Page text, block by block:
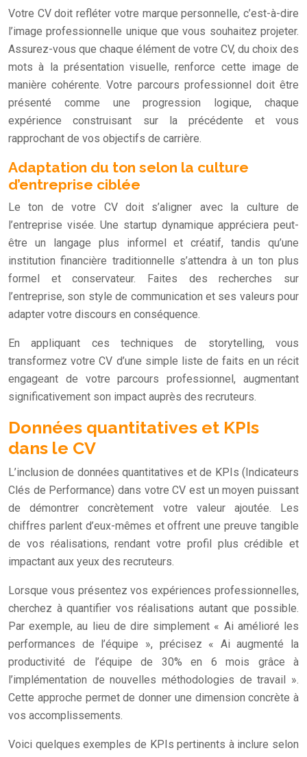
Votre CV doit refléter votre marque personnelle, c’est-à-dire
l’image professionnelle unique que vous souhaitez projeter.
Assurez-vous que chaque élément de votre CV, du choix des
mots à la présentation visuelle, renforce cette image de
manière cohérente. Votre parcours professionnel doit être
présenté comme une progression logique, chaque
expérience construisant sur la précédente et vous
rapprochant de vos objectifs de carrière.
Adaptation du ton selon la culture
d’entreprise ciblée
Le ton de votre CV doit s’aligner avec la culture de
l’entreprise visée. Une startup dynamique appréciera peut-
être un langage plus informel et créatif, tandis qu’une
institution financière traditionnelle s’attendra à un ton plus
formel et conservateur. Faites des recherches sur
l’entreprise, son style de communication et ses valeurs pour
adapter votre discours en conséquence.
En appliquant ces techniques de storytelling, vous
transformez votre CV d’une simple liste de faits en un récit
engageant de votre parcours professionnel, augmentant
significativement son impact auprès des recruteurs.
Données quantitatives et KPIs
dans le CV
L’inclusion de données quantitatives et de KPIs (Indicateurs
Clés de Performance) dans votre CV est un moyen puissant
de démontrer concrètement votre valeur ajoutée. Les
chiffres parlent d’eux-mêmes et offrent une preuve tangible
de vos réalisations, rendant votre profil plus crédible et
impactant aux yeux des recruteurs.
Lorsque vous présentez vos expériences professionnelles,
cherchez à quantifier vos réalisations autant que possible.
Par exemple, au lieu de dire simplement « Ai amélioré les
performances de l’équipe », précisez « Ai augmenté la
productivité de l’équipe de 30% en 6 mois grâce à
l’implémentation de nouvelles méthodologies de travail ».
Cette approche permet de donner une dimension concrète à
vos accomplissements.
Voici quelques exemples de KPIs pertinents à inclure selon